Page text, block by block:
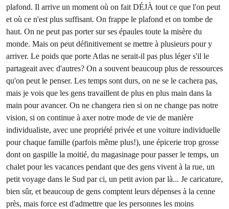
plafond. Il arrive un moment où on fait DÉJÀ tout ce que l'on peut
et où ce n'est plus suffisant. On frappe le plafond et on tombe de
haut. On ne peut pas porter sur ses épaules toute la misère du
monde. Mais on peut définitivement se mettre à plusieurs pour y
arriver. Le poids que porte Atlas ne serait-il pas plus léger s'il le
partageait avec d'autres? On a souvent beaucoup plus de ressources
qu'on peut le penser. Les temps sont durs, on ne se le cachera pas,
mais je vois que les gens travaillent de plus en plus main dans la
main pour avancer. On ne changera rien si on ne change pas notre
vision, si on continue à axer notre mode de vie de manière
individualiste, avec une propriété privée et une voiture individuelle
pour chaque famille (parfois même plus!), une épicerie trop grosse
dont on gaspille la moitié, du magasinage pour passer le temps, un
chalet pour les vacances pendant que des gens vivent à la rue, un
petit voyage dans le Sud par ci, un petit avion par là... Je caricature,
bien sûr, et beaucoup de gens comptent leurs dépenses à la cenne
près, mais force est d'admettre que les personnes les moins